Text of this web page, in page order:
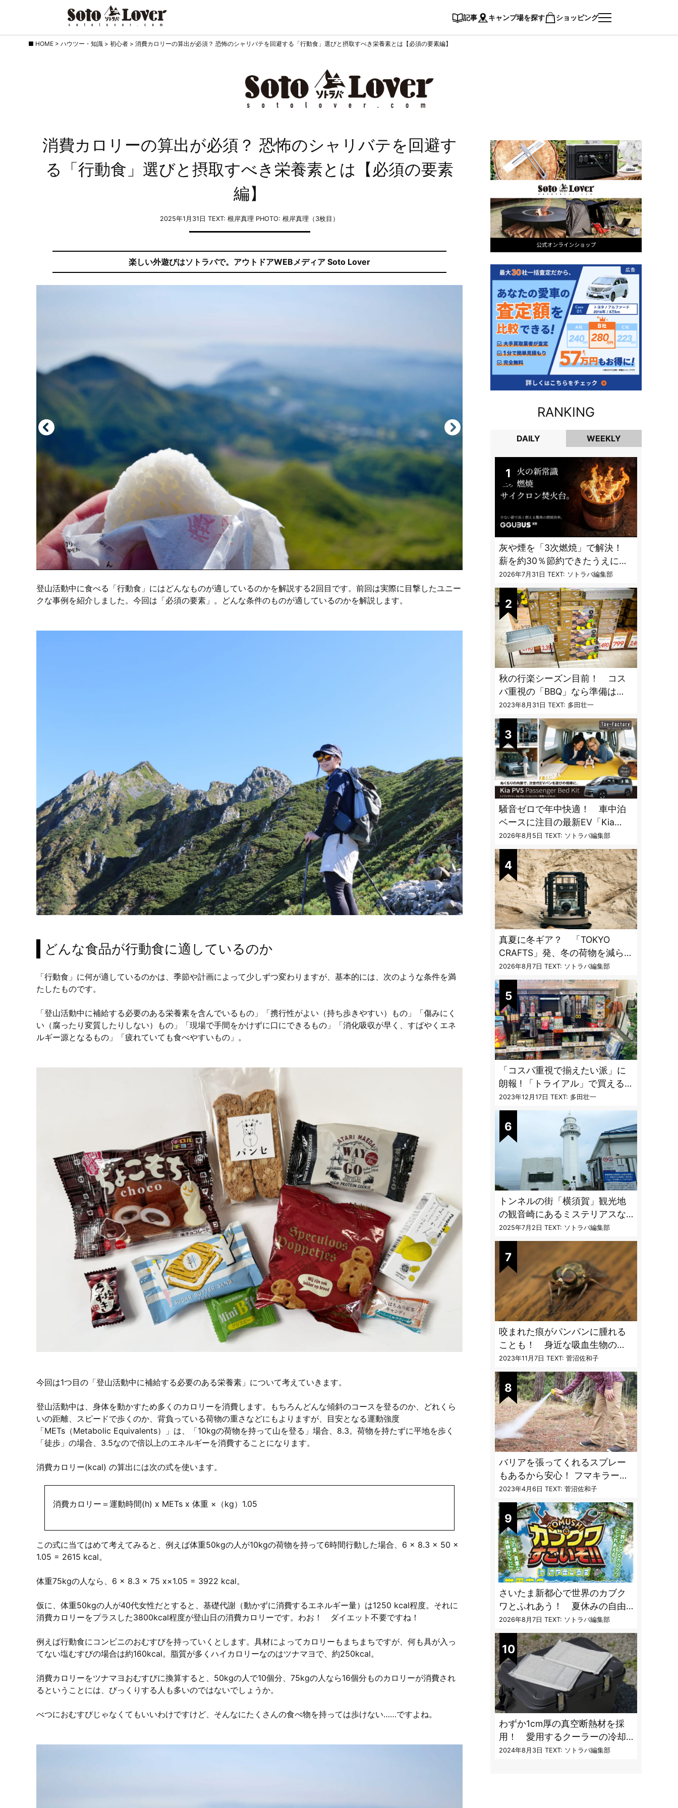
記事 キャンプ場を探す ショッピング
HOME > ハウツー・知識 > 初心者 > 消費カロリーの算出が必須？ 恐怖のシャリバテを回避する「行動食」選びと摂取すべき栄養素とは【必須の要素編】
消費カロリーの算出が必須？ 恐怖のシャリバテを回避す
る「行動食」選びと摂取すべき栄養素とは【必須の要素
編】
2025年1月31日 TEXT: 根岸真理 PHOTO: 根岸真理（3枚目）
楽しい外遊びはソトラバで。アウトドアWEBメディア Soto Lover
登山活動中に食べる「行動食」にはどんなものが適しているのかを解説する2回目です。 前回は実際に目撃したユニー
クな事例を紹介しました。今回は「必須の要素」。どんな条件のものが適しているのかを解説します。
どんな食品が行動食に適しているのか
「行動食」に何が適しているのかは、季節や計画によって少しずつ変わりますが、基本的には、次のような条件を満
たしたものです。
「登山活動中に補給する必要のある栄養素を含んでいるもの」「携行性がよい（持ち歩きやすい）もの」「傷みにく
い（腐ったり変質したりしない）もの」「現場で手間をかけずに口にできるもの」「消化吸収が早く、すばやくエネ
ルギー源となるもの」「疲れていても食べやすいもの」。
今回は1つ目の「登山活動中に補給する必要のある栄養素」について考えていきます。
登山活動中は、身体を動かすため多くのカロリーを消費します。もちろんどんな傾斜のコースを登るのか、どれくら
いの距離、スピードで歩くのか、背負っている荷物の重さなどにもよりますが、目安となる運動強度
「METs（Metabolic Equivalents）」は、「10kgの荷物を持って山を登る」場合、8.3。荷物を持たずに平地を歩く
「徒歩」の場合、3.5なので倍以上のエネルギーを消費することになります。
消費カロリー(kcal) の算出には次の式を使います。
消費カロリー＝運動時間(h) x METs x 体重 ×（kg）1.05
この式に当てはめて考えてみると、例えば体重50kgの人が10kgの荷物を持って6時間行動した場合、6 × 8.3 × 50 ×
1.05 = 2615 kcal。
体重75kgの人なら、6 × 8.3 × 75 x×1.05 = 3922 kcal。
仮に、体重50kgの人が40代女性だとすると、基礎代謝（動かずに消費するエネルギー量）は1250 kcal程度。それに
消費カロリーをプラスした3800kcal程度が登山日の消費カロリーです。わお！ ダイエット不要ですね！
例えば行動食にコンビニのおむすびを持っていくとします。具材によってカロリーもまちまちですが、何も具が入っ
てない塩むすびの場合は約160kcal。脂質が多くハイカロリーなのはツナマヨで、約250kcal。
消費カロリーをツナマヨおむすびに換算すると、50kgの人で10個分、75kgの人なら16個分ものカロリーが消費され
るということには、びっくりする人も多いのではないでしょうか。
べつにおむすびじゃなくてもいいわけですけど、そんなにたくさんの食べ物を持っては歩けない……ですよね。
RANKING
DAILY WEEKLY
DAILY
灰や煙を「3次燃焼」で解決！
薪を約30％節約できたうえに炎
も美しくなった焚火台
2026年7月31日 TEXT: ソトラバ編集部
秋の行楽シーズン目前！ コス
パ重視の「BBQ」なら準備は
「トライアル」一択だった
2023年8月31日 TEXT: 多田壮一
騒音ゼロで年中快適！ 車中泊
ベースに注目の最新EV「Kia
PV5」専用ベッドキット登場
2026年8月5日 TEXT: ソトラバ編集部
真夏に冬ギア？ 「TOKYO
CRAFTS」発、冬の荷物を減らす
「13時間燃焼」1台2役ストーブ
2026年8月7日 TEXT: ソトラバ編集部
「コスパ重視で揃えたい派」に
朗報 ! 「トライアル」で買える
キャンプ道具7品
2023年12月17日 TEXT: 多田壮一
トンネルの街「横須賀」観光地
の観音崎にあるミステリアスな
隧道を歩く
2025年7月2日 TEXT: ソトラバ編集部
咬まれた痕がパンパンに腫れる
ことも！ 身近な吸血生物の
〝生態と対策〟【vol.04 ア
ブ・ブユ・ヌカカ】
2023年11月7日 TEXT: 菅沼佐和子
バリアを張ってくれるスプレー
もあるから安心！ フマキラーに
聞く「最強の虫撃退グッズ
vol.4」【キャンプサイトで使う
虫よけ】
2023年4月6日 TEXT: 菅沼佐和子
さいたま新都心で世界のカブク
ワとふれあう！ 夏休みの自由
研究にも最適な昆虫イベント
2026年8月7日 TEXT: ソトラバ編集部
わずか1cm厚の真空断熱材を採
用！ 愛用するクーラーの冷却
性能をアプデする極薄断熱パネ
2024年8月3日 TEXT: ソトラバ編集部